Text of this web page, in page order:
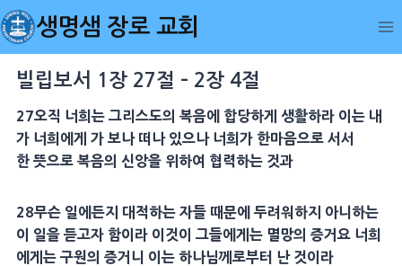
Skip
to
content
생명샘 장로 교회
빌립보서 1장 27절 – 2장 4절
27오직 너희는 그리스도의 복음에 합당하게 생활하라 이는 내
가 너희에게 가 보나 떠나 있으나 너희가 한마음으로 서서
한 뜻으로 복음의 신앙을 위하여 협력하는 것과
28무슨 일에든지 대적하는 자들 때문에 두려워하지 아니하는
이 일을 듣고자 함이라 이것이 그들에게는 멸망의 증거요 너희
에게는 구원의 증거니 이는 하나님께로부터 난 것이라